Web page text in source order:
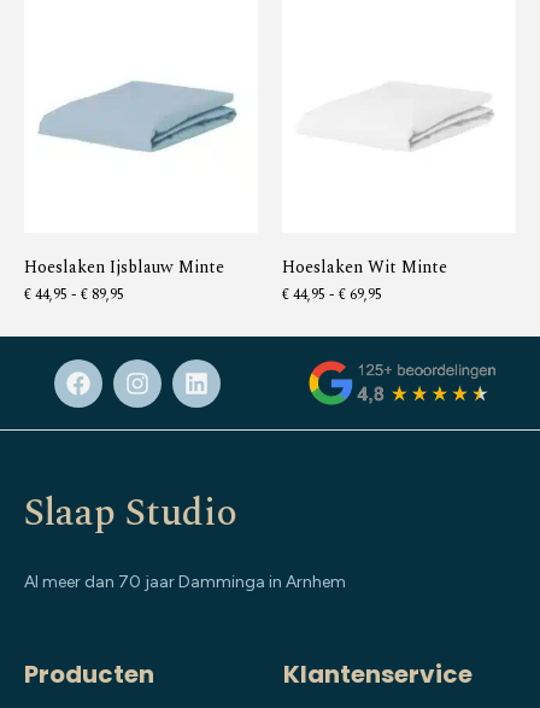
Hoeslaken Ijsblauw Minte
€44,95 - € 89,95
Hoeslaken Wit Minte
€44,95 - € 69,95
Slaap Studio
Al meer dan 70 jaar Damminga in Arnhem
Producten Klantenservice